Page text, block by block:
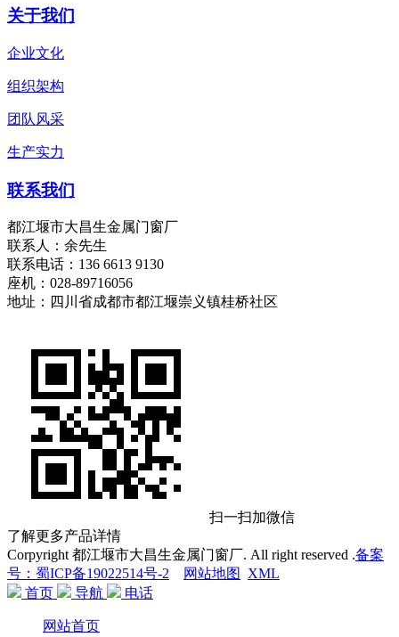
关于我们
企业文化
组织架构
团队风采
生产实力
联系我们
都江堰市大昌生金属门窗厂
联系人：余先生
联系电话：136 6613 9130
座机：028-89716056
地址：四川省成都市都江堰崇义镇桂桥社区
扫一扫加微信
了解更多产品详情
Corpyright 都江堰市大昌生金属门窗厂. All right reserved .备案
号：蜀ICP备19022514号-2
网站地图
XML
首页
导航 电话
网站首页